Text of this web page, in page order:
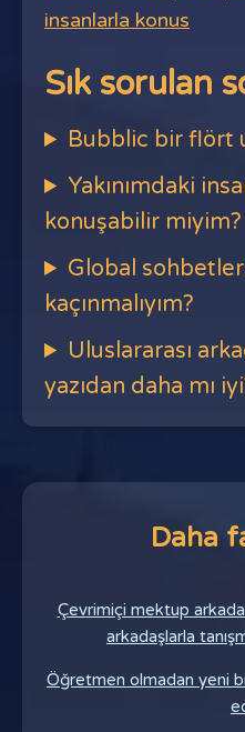
insanlarla konus
Sık sorulan
Bubblic bir flört
Yakınımdaki
konuşabilir miyim?
Global
kaçınmalıyım?
Uluslararası
yazıdan daha mı
Daha
Çevrimiçi mektup
arkadaşlarla
Öğretmen olmadan yeni